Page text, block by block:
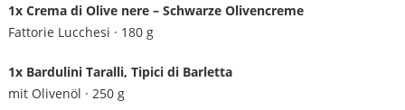
1x Crema di Olive nere – Schwarze Olivencreme
Fattorie Lucchesi · 180 g
1x Bardulini Taralli, Tipici di Barletta
mit Olivenöl · 250 g